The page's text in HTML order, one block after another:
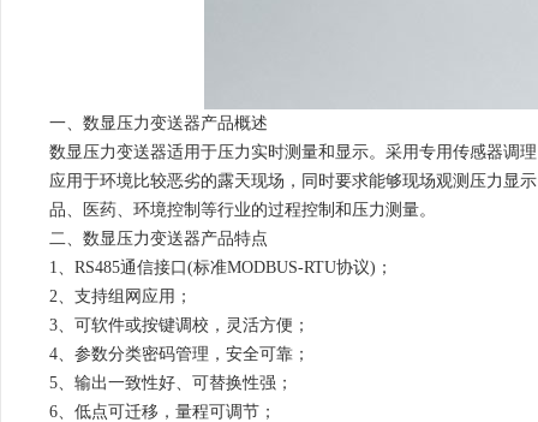
一、数显压力变送器产品概述
数显压力变送器适用于压力实时测量和显示。采用专用传感器调
应用于环境比较恶劣的露天现场，同时要求能够现场观测压力显
品、医药、环境控制等行业的过程控制和压力测量。
二、数显压力变送器产品特点
1、RS485通信接口(标准MODBUS-RTU协议)；
2、支持组网应用；
3、可软件或按键调校，灵活方便；
4、参数分类密码管理，安全可靠；
5、输出一致性好、可替换性强；
6、低点可迁移，量程可调节；